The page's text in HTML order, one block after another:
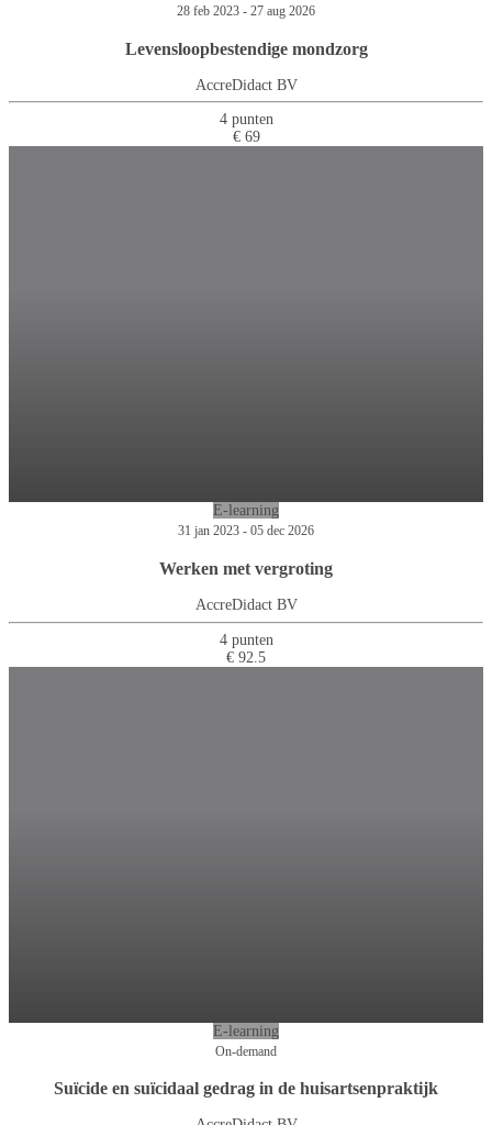
28 feb 2023 - 27 aug 2026
Levensloopbestendige mondzorg
AccreDidact BV
4 punten
€ 69
E-learning
31 jan 2023 - 05 dec 2026
Werken met vergroting
AccreDidact BV
4 punten
€ 92.5
E-learning
On-demand
Suïcide en suïcidaal gedrag in de huisartsenpraktijk